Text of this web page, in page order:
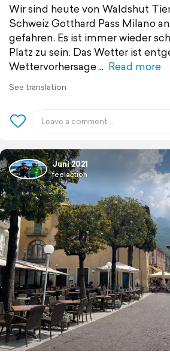
Wir sind heute von Waldshut
Schweiz Gotthard Pass Milano
gefahren. Es ist immer wieder
Platz zu sein. Das Wetter ist
Wettervorhersage
Read more
See translation
Juni 2021
feelaction